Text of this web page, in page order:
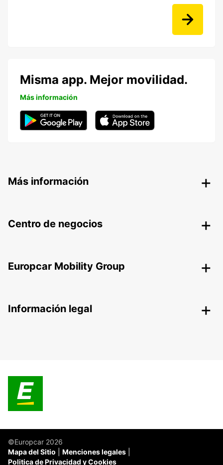
Misma app. Mejor movilidad.
Más información
Más información
Centro de negocios
Europcar Mobility Group
Información legal
©Europcar 2026
Mapa del Sitio
Menciones legales
Politica de Privacidad y Cookies